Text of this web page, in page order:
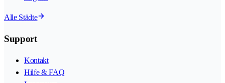
Alle Städte
Support
Kontakt
Hilfe & FAQ